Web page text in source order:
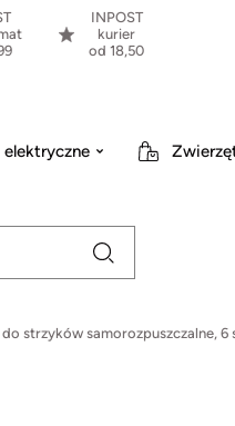
INPOST
kurier
od 18,50
do strzyków samorozpuszczalne, 6